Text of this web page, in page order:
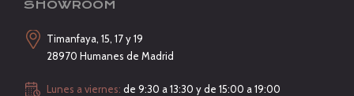
SHOWROOM
Timanfaya, 15, 17 y 19
28970 Humanes de Madrid
Lunes a viernes: de 9:30 a 13:30 y de 15:00 a 19:00